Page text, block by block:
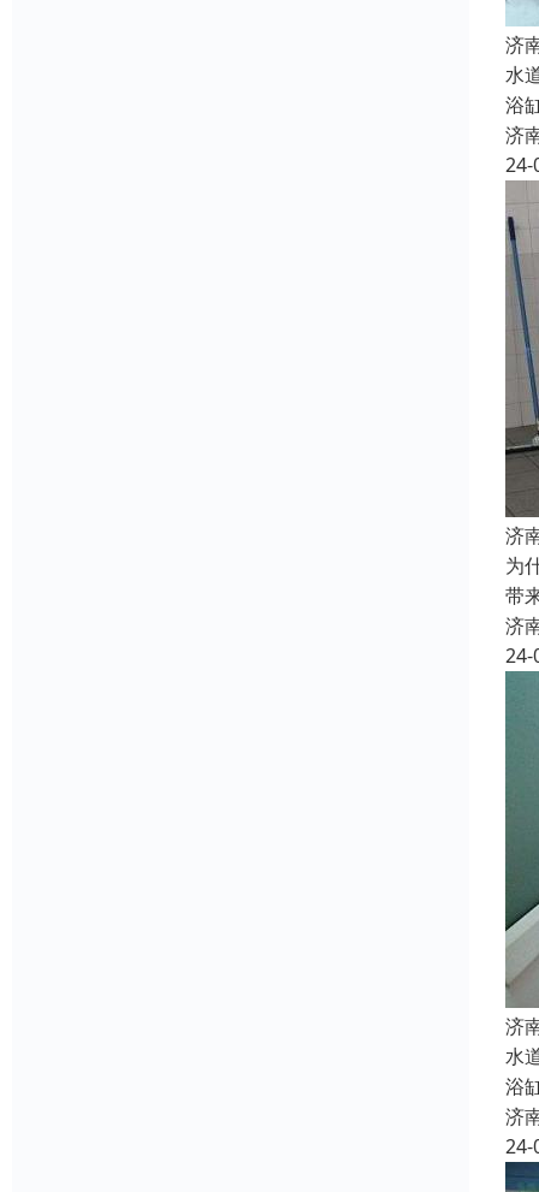
济
水
浴
济
24-
济
为
带
济
24-
济
水
浴
济
24-